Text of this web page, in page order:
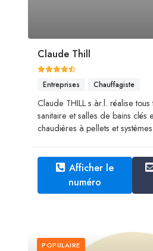
Claude Thill
Entreprises Chauffagiste
Claude THILL s.àr.l. réalise
sanitaire et salles de bains clés
chaudières à pellets et
Afficher le
numéro
POPULAIRE